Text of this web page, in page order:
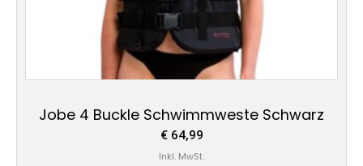
Jobe 4 Buckle Schwimmweste Schwarz
€64,99
Inkl. MwSt.
gewählt
werden